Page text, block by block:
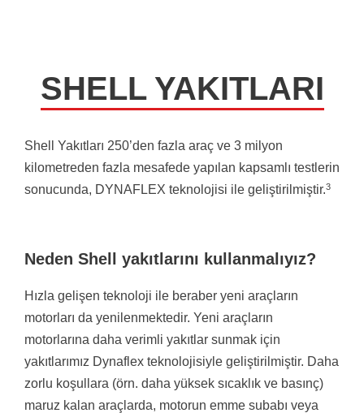
SHELL YAKITLARI
Shell Yakıtları 250’den fazla araç ve 3 milyon
kilometreden fazla mesafede yapılan kapsamlı testlerin
sonucunda, DYNAFLEX teknolojisi ile geliştirilmiştir.3
Neden Shell yakıtlarını kullanmalıyız?
Hızla gelişen teknoloji ile beraber yeni araçların
motorları da yenilenmektedir. Yeni araçların
motorlarına daha verimli yakıtlar sunmak için
yakıtlarımız Dynaflex teknolojisiyle geliştirilmiştir. Daha
zorlu koşullara (örn. daha yüksek sıcaklık ve basınç)
maruz kalan araçlarda, motorun emme subabı veya